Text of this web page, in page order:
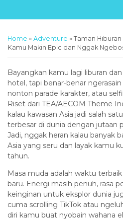
Home » Adventure » Taman
Kamu Makin Epic dan Nggak
Bayangkan kamu lagi liburan
hotel, tapi benar-benar
nonton parade karakter, atau
Riset dari TEA/AECOM Theme
kalau kawasan Asia jadi salah
terbesar di dunia dengan jutaan
Jadi, nggak heran kalau banyak
Asia yang seru dan layak kamu
tahun.
Masa muda adalah waktu
baru. Energi masih penuh, rasa
keinginan untuk eksplor dunia
cuma scrolling TikTok atau
diri kamu buat nyobain wahana